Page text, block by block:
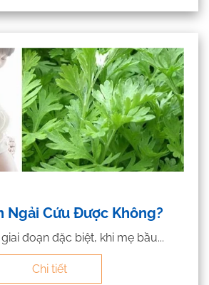
Ngải Cứu Được Không?
đoạn đặc biệt, khi mẹ bầu...
Chi tiết